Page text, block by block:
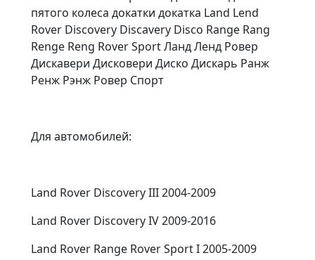
пятого колеса докатки докатка Land Lend
Rover Discovery Discavery Disco Range Rang
Renge Reng Rover Sport Ланд Ленд Ровер
Дискавери Дисковери Диско Дискарь Ранж
Ренж Рэнж Ровер Спорт
Для автомобилей:
Land Rover Discovery III 2004-2009
Land Rover Discovery IV 2009-2016
Land Rover Range Rover Sport I 2005-2009